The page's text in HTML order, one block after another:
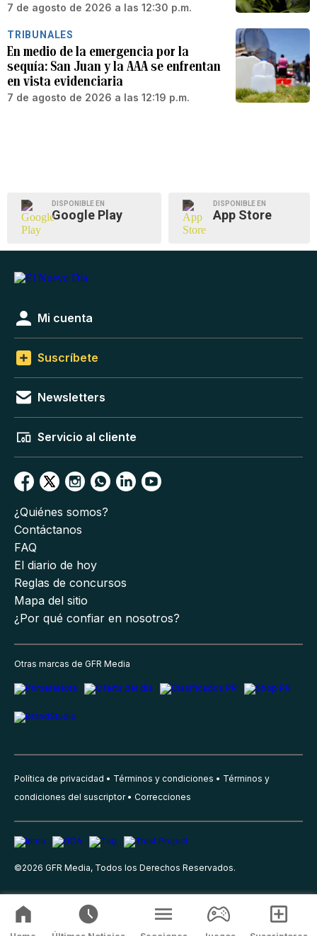
7 de agosto de 2026 a las 12:30 p.m.
TRIBUNALES
En medio de la emergencia por la
sequía: San Juan y la AAA se enfrentan
en vista evidenciaria
7 de agosto de 2026 a las 12:19 p.m.
DISPONIBLE EN
Google Play
DISPONIBLE EN
App Store
Mi cuenta
Suscríbete
Newsletters
Servicio al cliente
¿Quiénes somos?
Contáctanos
FAQ
El diario de hoy
Reglas de concursos
Mapa del sitio
¿Por qué confiar en nosotros?
Otras marcas de GFR Media
Política de privacidad Términos y condiciones
Términos y
condiciones del suscriptor
Correcciones
©2026 GFR Media, Todos los Derechos Reservados.